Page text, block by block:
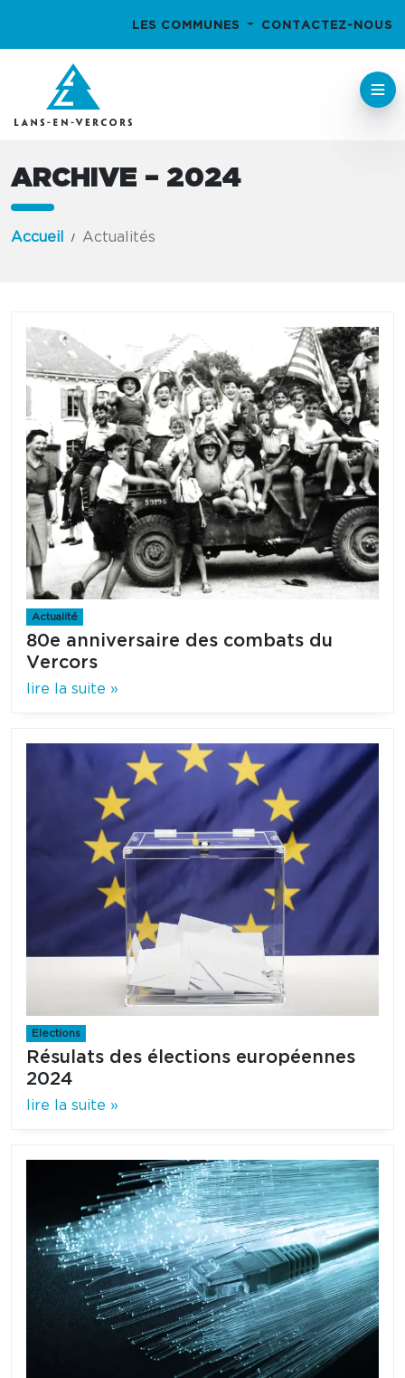
LES COMMUNES CONTACTEZ-NOUS
ARCHIVE – 2024
Accueil Actualités
Actualité
80e anniversaire des combats du
Vercors
lire la suite »
Elections
Résulats des élections européennes
2024
lire la suite »